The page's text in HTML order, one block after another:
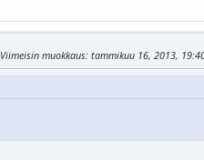
Viimeisin muokkaus: tammikuu 16, 2013,